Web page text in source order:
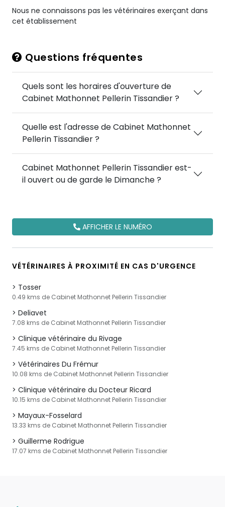
Nous ne connaissons pas les vétérinaires exerçant dans
cet établissement
Questions fréquentes
Quels sont les horaires d'ouverture de
Cabinet Mathonnet Pellerin Tissandier ?
Quelle est l'adresse de Cabinet Mathonnet
Pellerin Tissandier ?
Cabinet Mathonnet Pellerin Tissandier est-
il ouvert ou de garde le Dimanche ?
AFFICHER LE NUMÉRO
VÉTÉRINAIRES À PROXIMITÉ EN CAS D'URGENCE
Tosser
0.49 kms de Cabinet Mathonnet Pellerin Tissandier
Deliavet
7.08 kms de Cabinet Mathonnet Pellerin Tissandier
Clinique vétérinaire du Rivage
7.45 kms de Cabinet Mathonnet Pellerin Tissandier
Vétérinaires Du Frémur
10.08 kms de Cabinet Mathonnet Pellerin Tissandier
Clinique vétérinaire du Docteur Ricard
10.15 kms de Cabinet Mathonnet Pellerin Tissandier
Mayaux-Fosselard
13.33 kms de Cabinet Mathonnet Pellerin Tissandier
Guillerme Rodrigue
17.07 kms de Cabinet Mathonnet Pellerin Tissandier